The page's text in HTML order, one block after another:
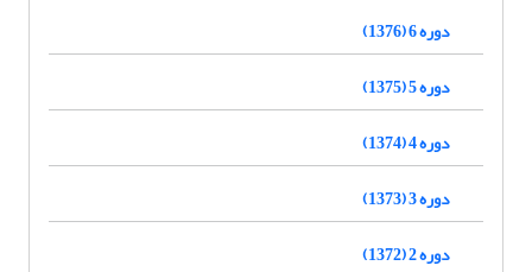
دوره 6 (1376)
دوره 5 (1375)
دوره 4 (1374)
دوره 3 (1373)
دوره 2 (1372)